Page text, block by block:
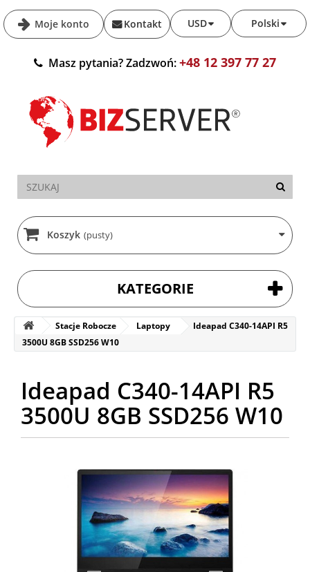
Moje konto Polski
USD
Kontakt
Masz pytania? Zadzwoń:+48 12 397 77 27
Koszyk (pusty)
KATEGORIE
Stacje Robocze Laptopy
Ideapad C340-14API R5
3500U 8GB SSD256 W10
Ideapad C340-14API R5
3500U 8GB SSD256 W10